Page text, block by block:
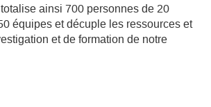
ainsi 700 personnes de 20
équipes et décuple les ressources et
et de formation de notre